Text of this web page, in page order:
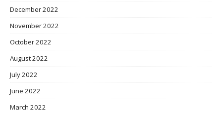
December 2022
November 2022
October 2022
August 2022
July 2022
June 2022
March 2022